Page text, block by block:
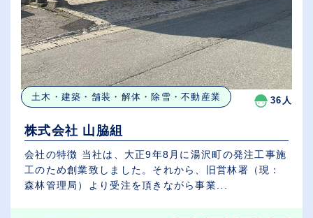
土木・建築・舗装・解体・除雪・不動産業 36人
株式会社 山脇組
会社の特徴 当社は、大正9年8月に湯沢町の発注工事施
工のため創業致しました。それから、旧営林署（現：
森林管理局）より受注を頂きながら事業...